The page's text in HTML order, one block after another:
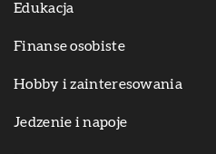
Edukacja
Finanse osobiste
Hobby i zainteresowania
Jedzenie i napoje